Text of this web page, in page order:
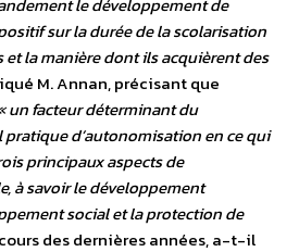
le développement de
sur la durée de la scolarisation
et la manière dont ils acquièrent des
M. Annan, précisant que
un facteur déterminant du
d’autonomisation en ce qui
principaux aspects de
à savoir le développement
social et la protection de
des dernières années, a-t-il